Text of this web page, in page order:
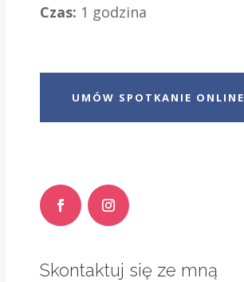
Czas: 1 godzina
UMÓW SPOTKANIE ONLINE
Skontaktuj się ze mną